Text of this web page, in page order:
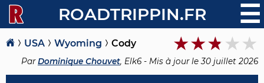
ROADTRIPPIN.FR ☰
USA Wyoming Cody
ParDominique Chouvet, Elk6 - Mis à jour le30 juillet 2026